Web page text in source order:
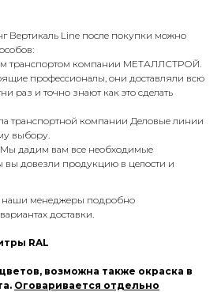
Вертикаль Line после покупки можно
транспортом компании МЕТАЛЛСТРОЙ.
профессионалы, они доставляли всю
раз и точно знают как это сделать
транспортной компании Деловые линии
выбору.
Мы дадим вам все необходимые
вы довезли продукцию в целости и
наши менеджеры подробно
доставки.
RAL
возможна также окраска в
Оговаривается отдельно